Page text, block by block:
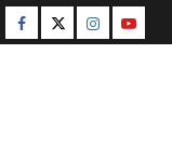
Facebook
TwitterInstagram